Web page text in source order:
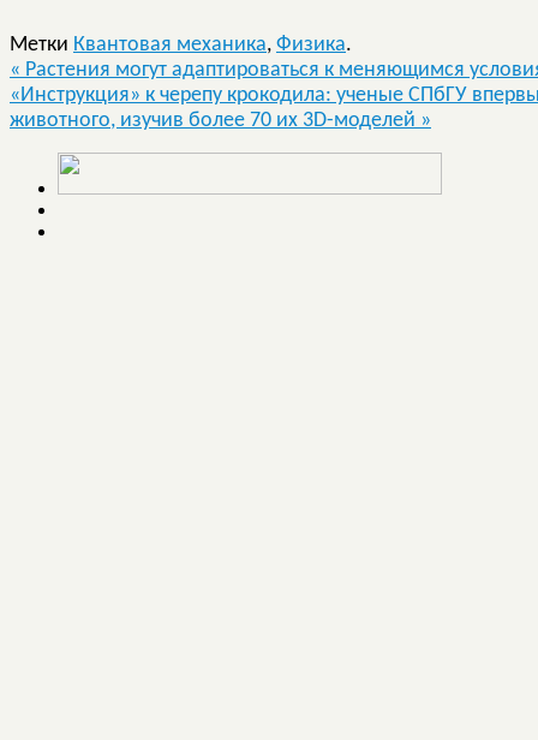
Метки Квантовая механика, Физика.
« Растения могут адаптироваться к меняющимся
«Инструкция» к черепу крокодила: ученые СПбГУ
животного, изучив более 70 их 3D-моделей »